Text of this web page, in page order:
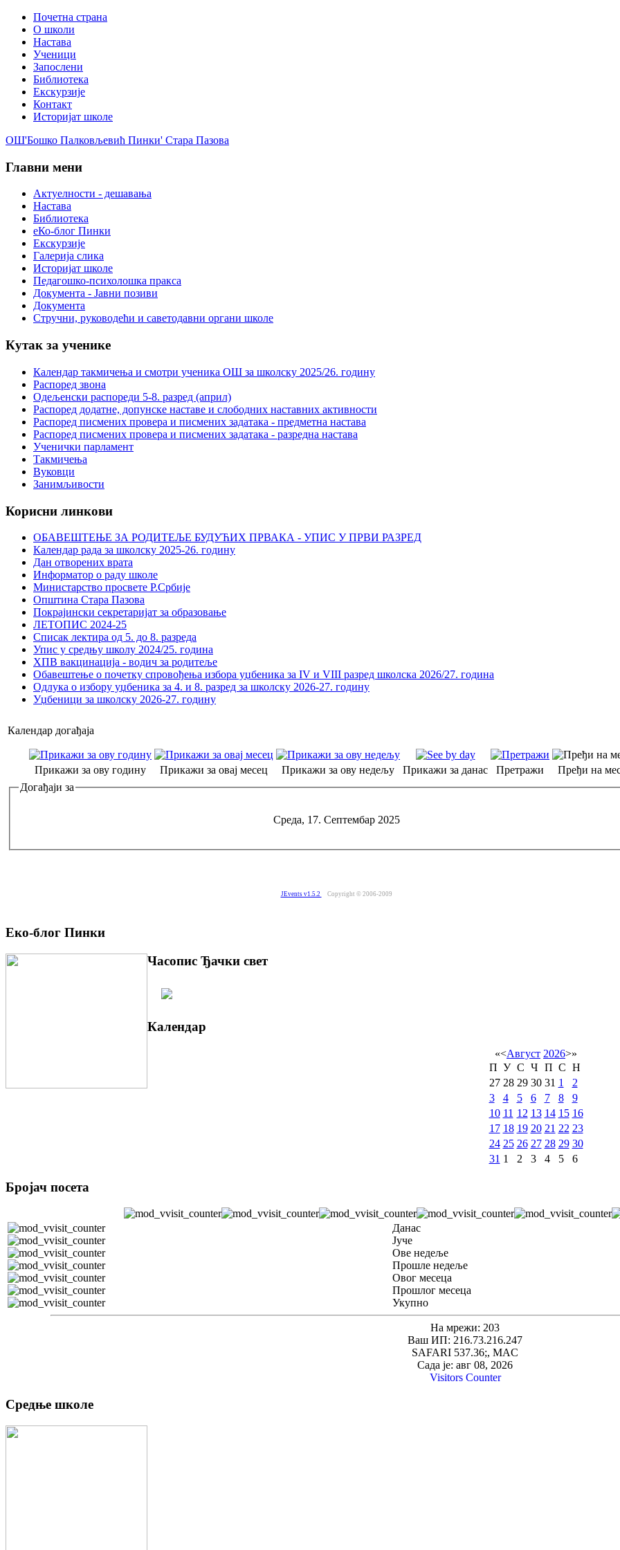
Почетна страна
О школи
Настава
Ученици
Запослени
Библиотека
Екскурзије
Контакт
Историјат школе
ОШ'Бошко Палковљевић Пинки' Стара Пазова
Главни мени
Актуелности - дешавања
Настава
Библиотека
еКо-блог Пинки
Екскурзије
Галерија слика
Историјат школе
Педагошко-психолошка пракса
Документа - Јавни позиви
Документа
Стручни, руководећи и саветодавни органи школе
Кутак за ученике
Календар такмичења и смотри ученика ОШ за школску 2025/26. годину
Распоред звона
Одељенски распореди 5-8. разред (април)
Распоред додатне, допунске наставе и слободних наставних активности
Распоред писмених провера и писмених задатака - предметна настава
Распоред писмених провера и писмених задатака - разредна настава
Ученички парламент
Такмичења
Вуковци
Занимљивости
Корисни линкови
ОБАВЕШТЕЊЕ ЗА РОДИТЕЉЕ БУДУЋИХ ПРВАКА - УПИС У ПРВИ РАЗРЕД
Календар рада за школску 2025-26. годину
Дан отворених врата
Информатор о раду школе
Министарство просвете Р.Србије
Општина Стара Пазова
Покрајински секретаријат за образовање
ЛЕТОПИС 2024-25
Списак лектира од 5. до 8. разреда
Упис у средњу школу 2024/25. година
ХПВ вакцинација - водич за родитеље
Обавештење о почетку спровођења избора уџбеника за IV и VIII разред школска 2026/27. година
Одлука о избору уџбеника за 4. и 8. разред за школску 2026-27. годину
Уџбеници за школску 2026-27. годину
Календар догађаја
Прикажи за ову годину Прикажи за овај месец Прикажи за ову недељу Прикажи за данас Претражи
Пређи на
Догађаји за
Среда, 17. Септембар 2025
JEvents v1.5.2 Copyright © 2006-2009
Еко-блог Пинки
Часопис Ђачки свет
Календар
«<Август 2026>»
П У С Ч П С Н
27 28 29 30 31 1
2
3
4 5 6 7 8
9
10 11 12 13 14 15 16
17 18 19 20 21 22 23
24 25 26 27 28 29 30
31 1 2 3 4 5 6
Бројач посета
Данас
Јуче
Ове недеље
Прошле недеље
Овог месеца
Прошлог месеца
Укупно
На мрежи: 203
Ваш ИП: 216.73.216.247
SAFARI 537.36;, MAC
Сада је: авг 08, 2026
Visitors Counter
Средње школе